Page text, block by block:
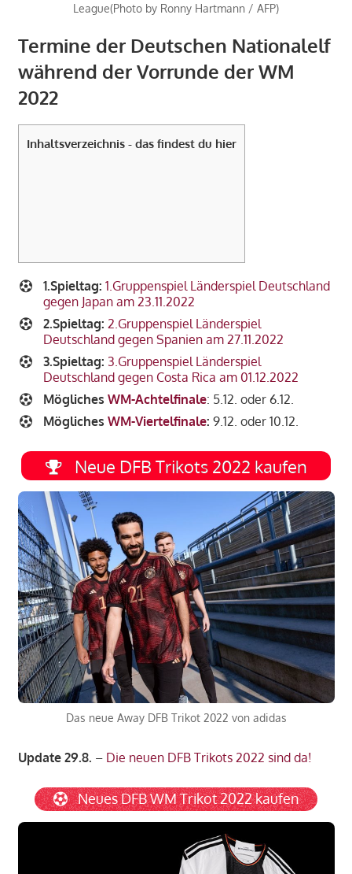
League(Photo by Ronny Hartmann / AFP)
Termine der Deutschen Nationalelf
während der Vorrunde der WM
2022
Inhaltsverzeichnis - das findest du hier
1.Spieltag: 1.Gruppenspiel Länderspiel Deutschland
gegen Japan am 23.11.2022
2.Spieltag: 2.Gruppenspiel Länderspiel
Deutschland gegen Spanien am 27.11.2022
3.Spieltag: 3.Gruppenspiel Länderspiel
Deutschland gegen Costa Rica am 01.12.2022
Mögliches WM-Achtelfinale: 5.12. oder 6.12.
Mögliches WM-Viertelfinale: 9.12. oder 10.12.
Neue DFB Trikots 2022 kaufen
Das neue Away DFB Trikot 2022 von adidas
Update 29.8. – Die neuen DFB Trikots 2022 sind da!
Neues DFB WM Trikot 2022 kaufen